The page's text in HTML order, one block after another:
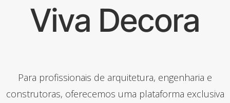
Viva Decora
Para profissionais de arquitetura, engenharia e
construtoras, oferecemos uma plataforma exclusiva